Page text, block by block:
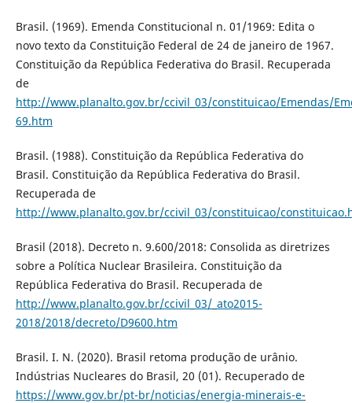
Brasil. (1969). Emenda Constitucional n. 01/1969: Edita o
novo texto da Constituição Federal de 24 de janeiro de 1967.
Constituição da República Federativa do Brasil. Recuperada
de
http://www.planalto.gov.br/ccivil_03/constituicao/Emendas/
69.htm
Brasil. (1988). Constituição da República Federativa do
Brasil. Constituição da República Federativa do Brasil.
Recuperada de
http://www.planalto.gov.br/ccivil_03/constituicao/
Brasil (2018). Decreto n. 9.600/2018: Consolida as diretrizes
sobre a Política Nuclear Brasileira. Constituição da
República Federativa do Brasil. Recuperada de
http://www.planalto.gov.br/ccivil_03/_ato2015-
2018/2018/decreto/D9600.htm
Brasil. I. N. (2020). Brasil retoma produção de urânio.
Indústrias Nucleares do Brasil, 20 (01). Recuperado de
https://www.gov.br/pt-br/noticias/energia-minerais-e-